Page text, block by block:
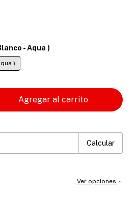
- Aqua )
)
Calcular
Ver opciones